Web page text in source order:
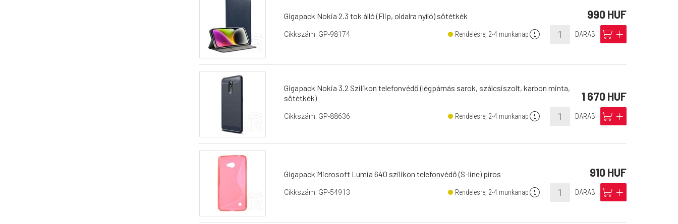
Gigapack Nokia 2.3 tok álló (Flip, oldalra nyíló) sötétkék 990 HUF
Cikkszám: GP-98174 Rendelésre, 2-4 munkanapinfo DARAB cart add
Gigapack Nokia 3.2 Szilikon telefonvédő (légpárnás sarok, szálcsiszolt, karbon minta,
sötétkék)
1 670 HUF
Cikkszám: GP-88636 Rendelésre, 2-4 munkanapinfo DARAB cart add
Gigapack Microsoft Lumia 640 szilikon telefonvédő (S-line) piros 910 HUF
Cikkszám: GP-54913 Rendelésre, 2-4 munkanapinfo DARAB cart add